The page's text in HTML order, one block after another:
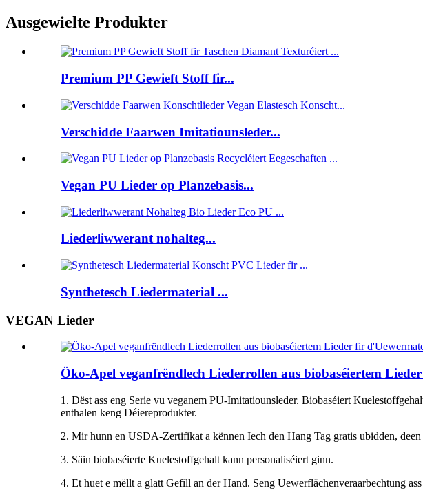
Ausgewielte Produkter
Premium PP Gewieft Stoff fir...
Verschidde Faarwen Imitatiounsleder...
Vegan PU Lieder op Planzebasis...
Liederliwwerant nohalteg...
Synthetesch Liedermaterial ...
VEGAN Lieder
Öko-Apel veganfrëndlech Liederrollen aus biobaséiertem
1. Dëst ass eng Serie vu veganem PU-Imitatiounsleder. Biobaséiert
enthalen keng Déiereprodukter.
2. Mir hunn en USDA-Zertifikat a kënnen Iech den Hang Tag gratis ubidden,
3. Säin biobaséierte Kuelestoffgehalt kann personaliséiert ginn.
4. Et huet e mëllt a glatt Gefill an der Hand. Seng Uewerflächenveraarbechtung ass